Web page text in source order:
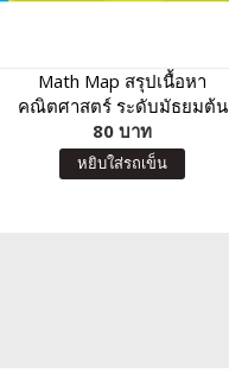
Math Map สรุปเนื้อหา
คณิตศาสตร์ ระดับมัธยมต้น
ม.1-2-3
80 บาท
หยิบใส่รถเข็น